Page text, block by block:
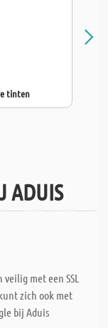
tinten
ADUIS
met een SSL
zich ook met
bij Aduis